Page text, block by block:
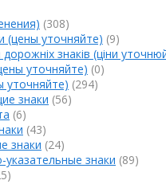
(308)
(цены уточняйте) (9)
дорожніх знаків (ціни
уточняйте) (0)
уточняйте) (294)
знаки (56)
(6)
(43)
знаки (24)
знаки (89)